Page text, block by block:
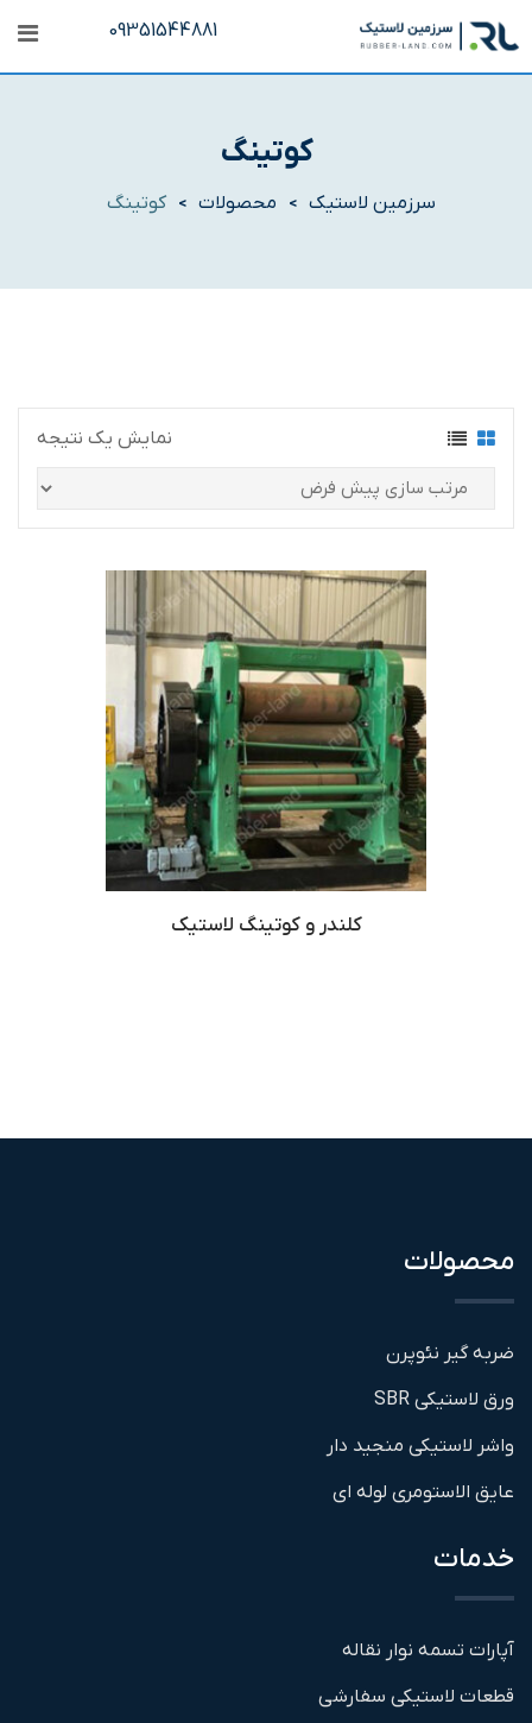
به
محتوا
09351544881
کوتینگ
سرزمین لاستیک > محصولات > کوتینگ
نمایش یک نتیجه
کلندر و کوتینگ لاستیک
محصولات
ضربه گیر نئوپرن
ورق لاستیکی SBR
واشر لاستیکی منجید دار
عایق الاستومری لوله ای
خدمات
آپارات تسمه نوار نقاله
قطعات لاستیکی سفارشی